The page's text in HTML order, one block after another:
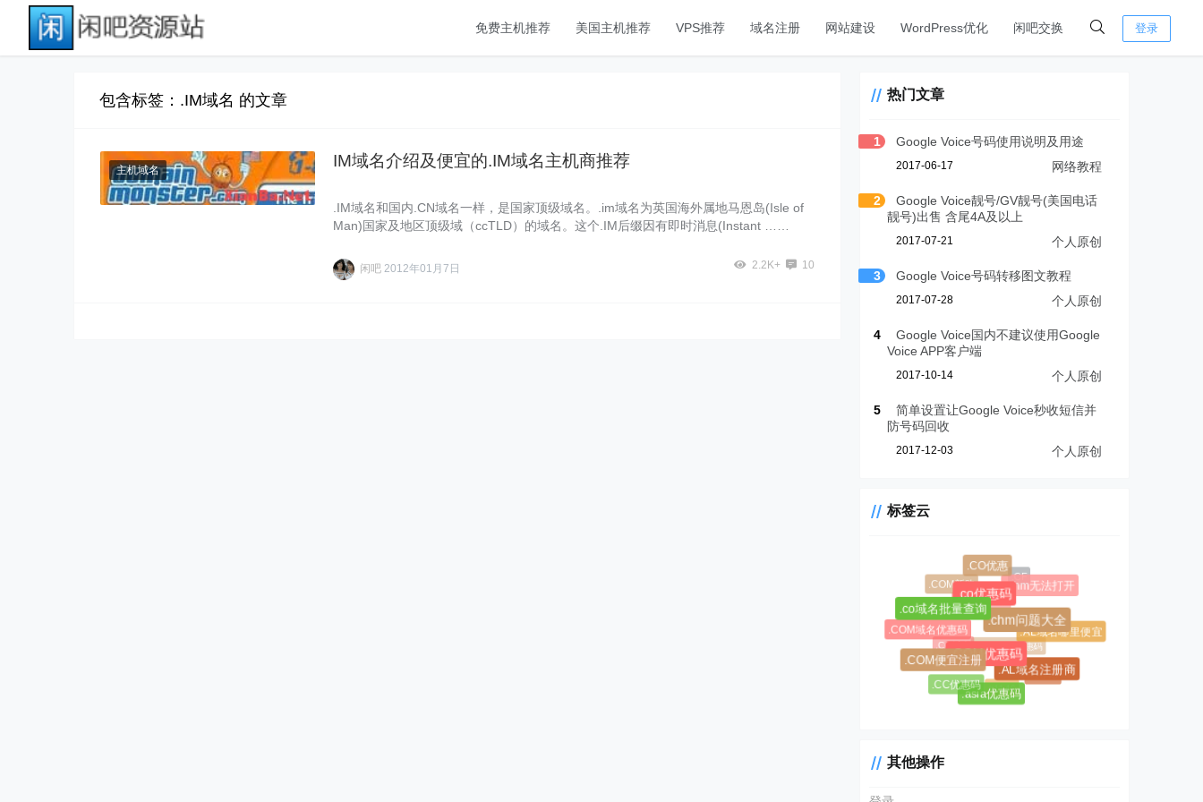
免费主机推荐 美国主机推荐 VPS推荐 域名注册 网站建设 WordPress优化 闲吧交换 登录
包含标签：.IM域名 的文章
主机域名 IM域名介绍及便宜的.IM域名主机商推荐
.IM域名和国内.CN域名一样，是国家顶级域名。.im域名为英国海外属地马恩岛(Isle of
Man)国家及地区顶级域（ccTLD）的域名。这个.IM后缀因有即时消息(Instant ……
闲吧 2012年01月7日 2.2K+ 10
热门文章
1 Google Voice号码使用说明及用途
2017-06-17 网络教程
2
Google Voice靓号/GV靓号(美国电话
靓号)出售 含尾4A及以上
2017-07-21 个人原创
3 Google Voice号码转移图文教程
2017-07-28 个人原创
4
Google Voice国内不建议使用Google
Voice APP客户端
2017-10-14 个人原创
5
简单设置让Google Voice秒收短信并
防号码回收
2017-12-03 个人原创
标签云
#1045
#1146
$0.99超级优惠码
.AL域名
.AL域名哪里便宜
.AL域名注册商
.asia优惠码
.CC优惠码
.CC域名
.CC域名注册
.CF
.chm无法打开
.chm问题大全
.COM优惠码
.COM便宜注册
.COM域名优惠码
.COM新购
.CO优惠
.co优惠码
.co域名批量查询
其他操作